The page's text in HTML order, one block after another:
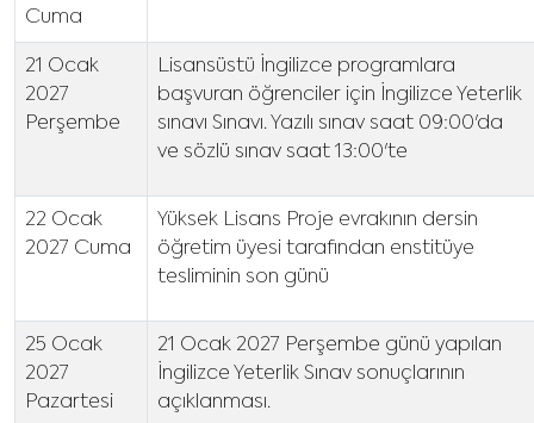
Cuma
21 Ocak
2027
Perşembe
Lisansüstü İngilizce programlara
başvuran öğrenciler için İngilizce Yeterlik
sınavı Sınavı. Yazılı sınav saat 09:00'da
ve sözlü sınav saat 13:00'te
22 Ocak
2027 Cuma
Yüksek Lisans Proje evrakının dersin
öğretim üyesi tarafından enstitüye
tesliminin son günü
25 Ocak
2027
Pazartesi
21 Ocak 2027 Perşembe günü yapılan
İngilizce Yeterlik Sınav sonuçlarının
açıklanması.